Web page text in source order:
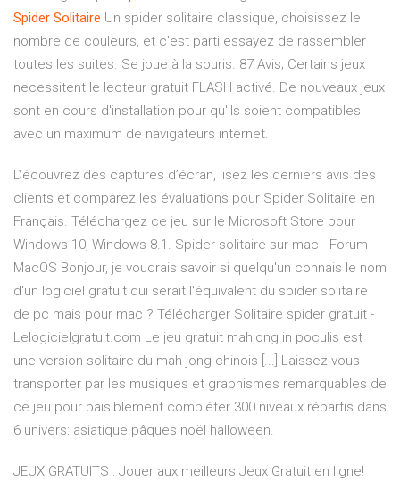
Spider Solitaire Un spider solitaire classique, choisissez le
nombre de couleurs, et c'est parti essayez de rassembler
toutes les suites. Se joue à la souris. 87 Avis; Certains jeux
necessitent le lecteur gratuit FLASH activé. De nouveaux jeux
sont en cours d'installation pour qu'ils soient compatibles
avec un maximum de navigateurs internet.
Découvrez des captures d’écran, lisez les derniers avis des
clients et comparez les évaluations pour Spider Solitaire en
Français. Téléchargez ce jeu sur le Microsoft Store pour
Windows 10, Windows 8.1. Spider solitaire sur mac - Forum
MacOS Bonjour, je voudrais savoir si quelqu'un connais le nom
d'un logiciel gratuit qui serait l'équivalent du spider solitaire
de pc mais pour mac ? Télécharger Solitaire spider gratuit -
Lelogicielgratuit.com Le jeu gratuit mahjong in poculis est
une version solitaire du mah jong chinois [...] Laissez vous
transporter par les musiques et graphismes remarquables de
ce jeu pour paisiblement compléter 300 niveaux répartis dans
6 univers: asiatique pâques noël halloween.
JEUX GRATUITS : Jouer aux meilleurs Jeux Gratuit en ligne!